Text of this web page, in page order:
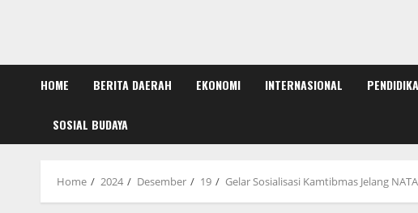
HOME BERITA DAERAH EKONOMI INTERNASIONAL
SOSIAL BUDAYA
Home 2024 Desember 19 Gelar Sosialisasi Kamtibmas Jelang